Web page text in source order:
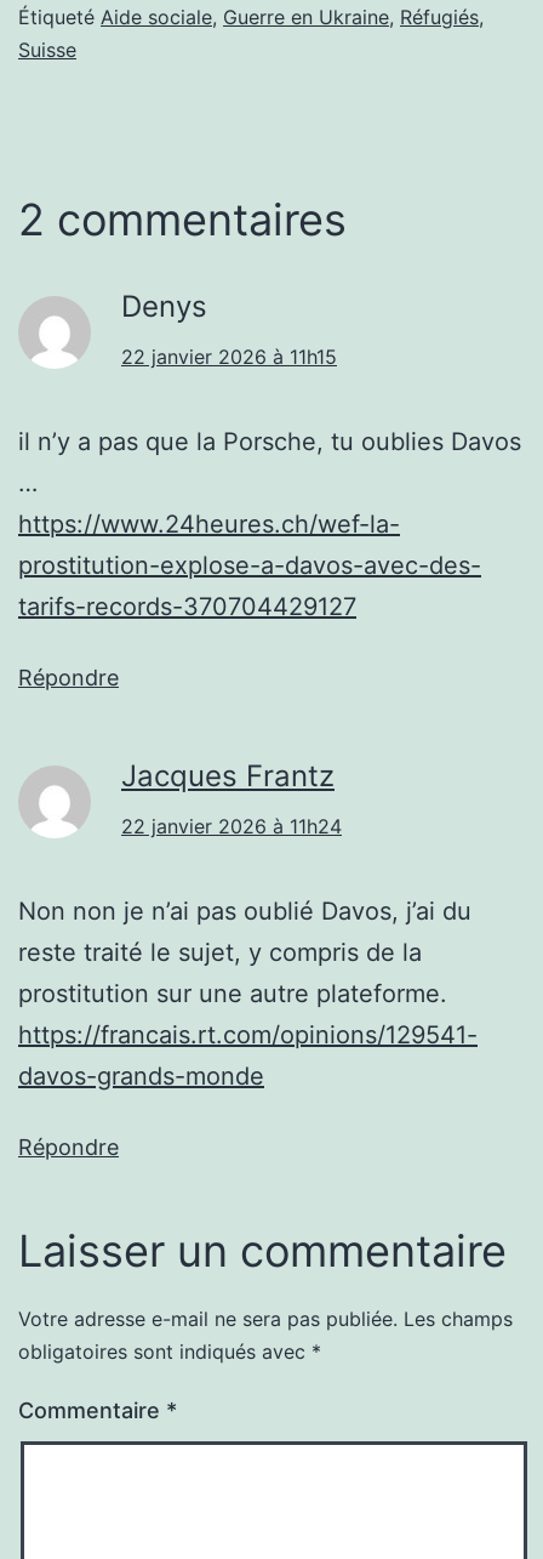
Étiqueté Aide sociale, Guerre en Ukraine, Réfugiés,
Suisse
2 commentaires
Denys
22 janvier 2026 à 11h15
il n’y a pas que la Porsche, tu oublies Davos
…
https://www.24heures.ch/wef-la-
prostitution-explose-a-davos-avec-des-
tarifs-records-370704429127
Répondre
Jacques Frantz
22 janvier 2026 à 11h24
Non non je n’ai pas oublié Davos, j’ai du
reste traité le sujet, y compris de la
prostitution sur une autre plateforme.
https://francais.rt.com/opinions/129541-
davos-grands-monde
Répondre
Laisser un commentaire
Votre adresse e-mail ne sera pas publiée. Les champs
obligatoires sont indiqués avec *
Commentaire *